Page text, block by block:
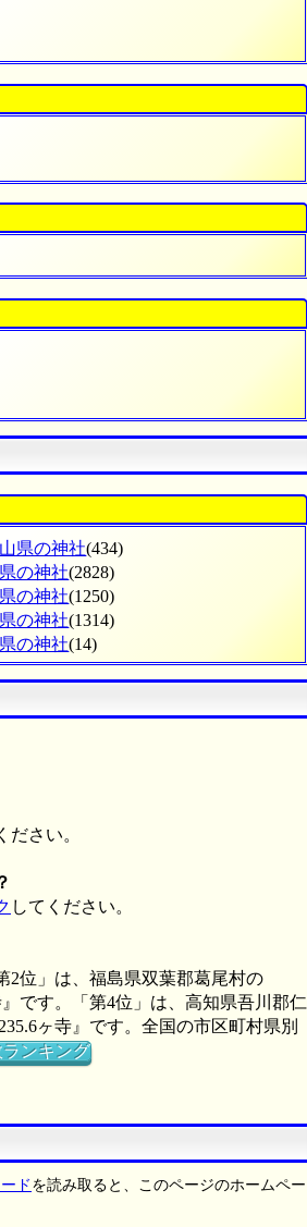
県の神社(434)
の神社(2828)
の神社(1250)
の神社(1314)
の神社(14)
ださい。
してください。
2位」は、福島県双葉郡葛尾村の
です。「第4位」は、高知県吾川郡仁
ヶ寺』です。全国の市区町村県別
ンキング
ドを読み取ると、このページのホームペー